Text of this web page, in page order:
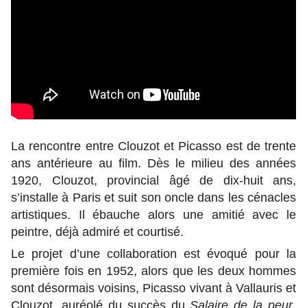
La rencontre entre Clouzot et Picasso est de trente
ans antérieure au film. Dès le milieu des années
1920, Clouzot, provincial âgé de dix-huit ans,
s’installe à Paris et suit son oncle dans les cénacles
artistiques. Il ébauche alors une amitié avec le
peintre, déjà admiré et courtisé.
Le projet d’une collaboration est évoqué pour la
première fois en 1952, alors que les deux hommes
sont désormais voisins, Picasso vivant à Vallauris et